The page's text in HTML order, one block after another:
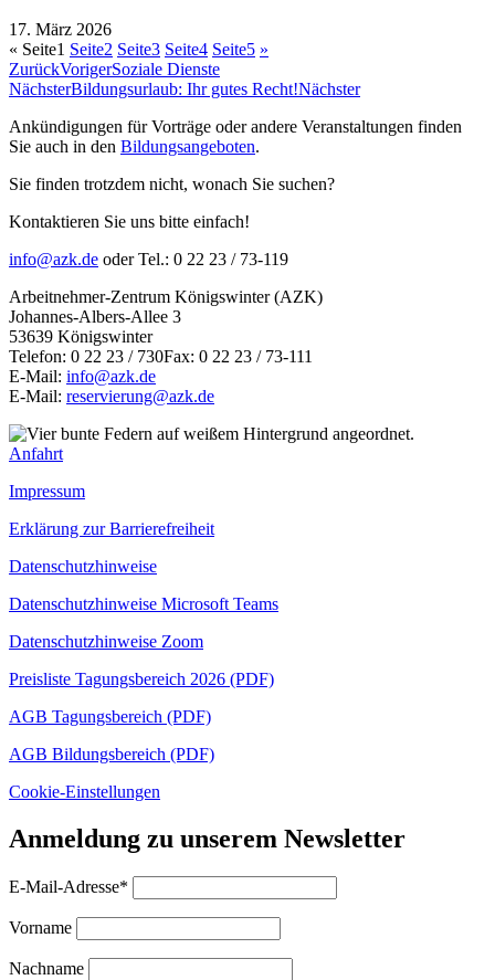
17. März 2026
« Seite1 Seite2 Seite3 Seite4 Seite5 »
ZurückVorigerSoziale Dienste
NächsterBildungsurlaub: Ihr gutes Recht!Nächster
Ankündigungen für Vorträge oder andere Veranstaltungen finden
Sie auch in den Bildungsangeboten.
Sie finden trotzdem nicht, wonach Sie suchen?
Kontaktieren Sie uns bitte einfach!
info@azk.de oder Tel.: 0 22 23 / 73-119
Arbeitnehmer-Zentrum Königswinter (AZK)
Johannes-Albers-Allee 3
53639 Königswinter
Telefon: 0 22 23 / 730Fax: 0 22 23 / 73-111
E-Mail: info@azk.de
E-Mail: reservierung@azk.de
Anfahrt
Impressum
Erklärung zur Barrierefreiheit
Datenschutzhinweise
Datenschutzhinweise Microsoft Teams
Datenschutzhinweise Zoom
Preisliste Tagungsbereich 2026 (PDF)
AGB Tagungsbereich (PDF)
AGB Bildungsbereich (PDF)
Cookie-Einstellungen
Anmeldung zu unserem Newsletter
E-Mail-Adresse*
Vorname
Nachname